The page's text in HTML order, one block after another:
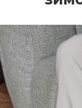
В моде не только
акцентные оттенки:
зелёный,
Контрастная обувь
образа, особенно
выполнен в
Материалы и
На пике
кожа и нубук с